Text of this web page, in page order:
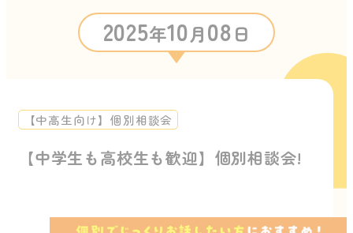
2025年10月08日
【中学生も高校生も歓迎】個別相談会!
【中高生向け】個別相談会